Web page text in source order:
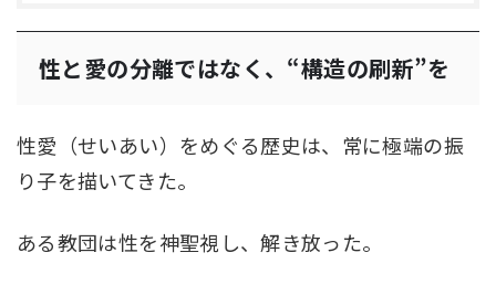
性と愛の分離ではなく、“構造の刷新”を
性愛（せいあい）をめぐる歴史は、常に極端の振
り子を描いてきた。
ある教団は性を神聖視し、解き放った。